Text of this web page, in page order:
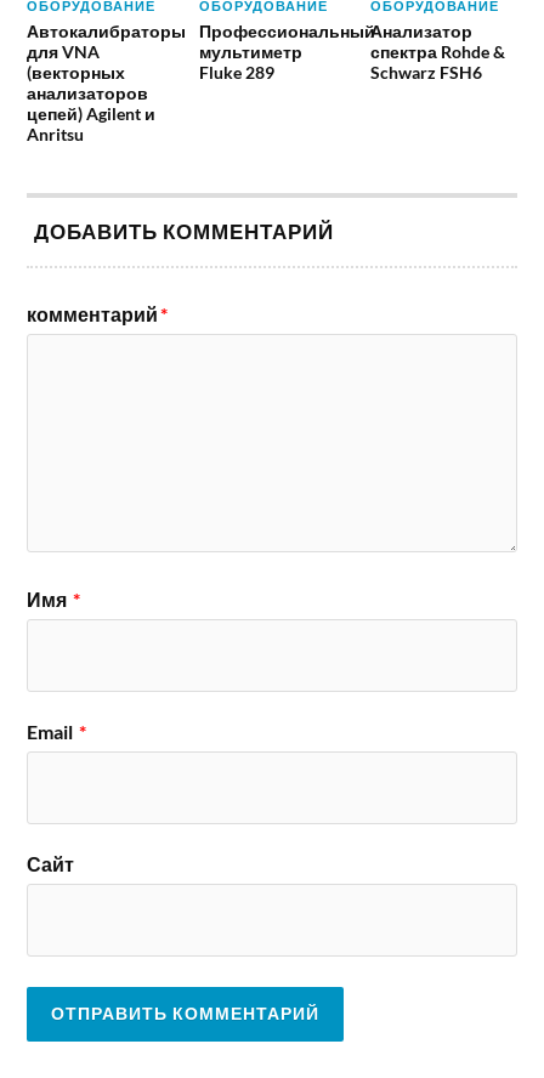
ОБОРУДОВАНИЕ
Автокалибраторы
для VNA
(векторных
анализаторов
цепей) Agilent и
Anritsu
ОБОРУДОВАНИЕ
Профессиональный
мультиметр
Fluke 289
ОБОРУДОВАНИЕ
Анализатор
спектра Rohde &
Schwarz FSH6
ДОБАВИТЬ КОММЕНТАРИЙ
комментарий*
Имя *
Email *
Сайт